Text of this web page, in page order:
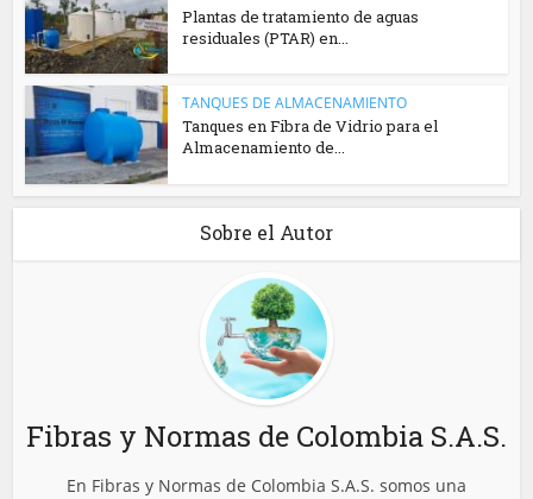
Plantas de tratamiento de aguas
residuales (PTAR) en...
TANQUES DE ALMACENAMIENTO
Tanques en Fibra de Vidrio para el
Almacenamiento de...
Sobre el Autor
Fibras y Normas de Colombia S.A.S.
En Fibras y Normas de Colombia S.A.S. somos una